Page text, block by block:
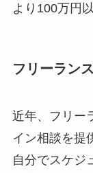
より100万円
フリーラン
近年、フリー
イン相談を提
自分でスケジ